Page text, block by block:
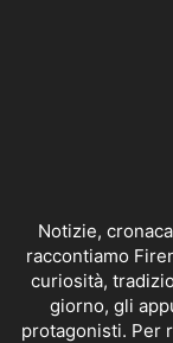
Notizie,
raccontiamo
curiosità,
giorno, gli
protagonisti. Per